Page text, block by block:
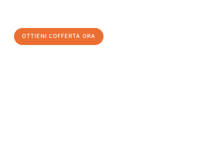
OTTIENI L'OFFERTA ORA